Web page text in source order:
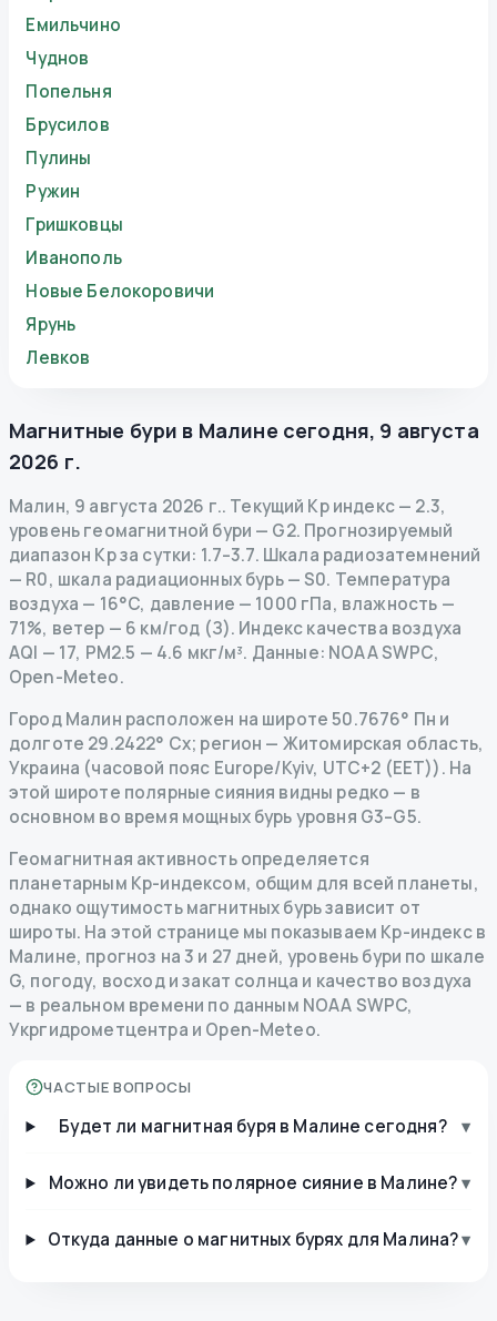
Емильчино
Чуднов
Попельня
Брусилов
Пулины
Ружин
Гришковцы
Иванополь
Новые Белокоровичи
Ярунь
Левков
Магнитные бури в Малине сегодня, 9 августа
2026 г.
Малин, 9 августа 2026 г.. Текущий Kp индекс— 2.3,
уровень геомагнитной бури — G2. Прогнозируемый
диапазон Kp за сутки: 1.7–3.7. Шкала радиозатемнений
— R0, шкала радиационных бурь— S0. Температура
воздуха — 16°C, давление — 1000 гПа, влажность —
71%, ветер — 6 км/год (З). Индекс качества воздуха
AQI — 17, PM2.5 — 4.6 мкг/м³. Данные: NOAA SWPC,
Open-Meteo.
Город Малин расположен на широте 50.7676° Пн и
долготе 29.2422° Сх; регион — Житомирская область,
Украина (часовой пояс Europe/Kyiv, UTC+2 (EET)). На
этой широте полярные сияния видны редко — в
основном во время мощных бурь уровня G3–G5.
Геомагнитная активность определяется
планетарным Kp-индексом, общим для всей планеты,
однако ощутимость магнитных бурь зависит от
широты. На этой странице мы показываем Kp-индекс в
Малине, прогноз на 3 и 27 дней, уровень бури по шкале
G, погоду, восход и закат солнца и качество воздуха
— в реальном времени по данным NOAA SWPC,
Укргидрометцентра и Open-Meteo.
ЧАСТЫЕ ВОПРОСЫ
Будет ли магнитная буря в Малине сегодня? ▾
Можно ли увидеть полярное сияние в Малине? ▾
Откуда данные о магнитных бурях для Малина?▾